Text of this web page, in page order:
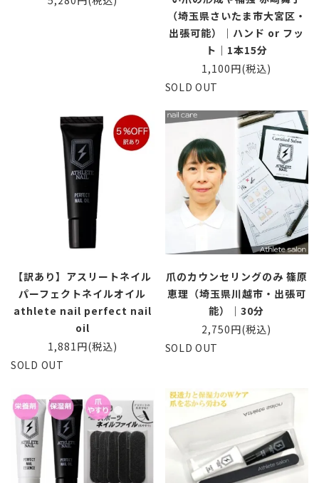
（埼玉県さいたま市大宮区・
出張可能）｜ハンド or フッ
ト｜1本15分
1,100円(税込)
SOLD OUT
【訳あり】アスリートネイル
パーフェクトネイルオイル
athlete nail perfect nail
oil
1,881円(税込)
SOLD OUT
爪のカウンセリングのみ 篠原
恵理（埼玉県川越市・出張可
能）｜30分
2,750円(税込)
SOLD OUT